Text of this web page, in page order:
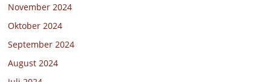
November 2024
Oktober 2024
September 2024
August 2024